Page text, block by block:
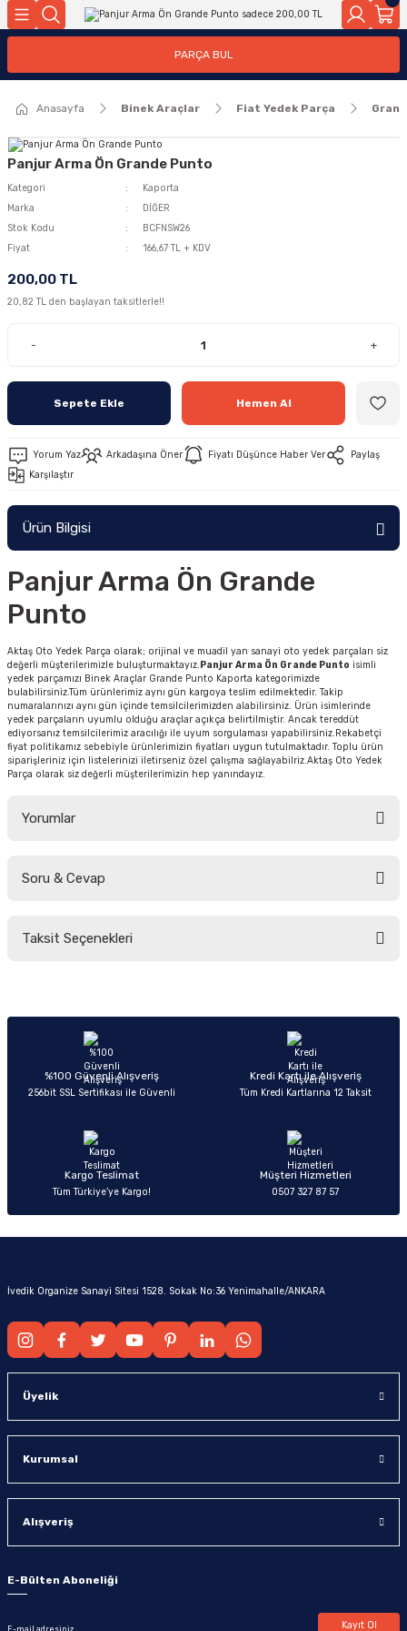
PARÇA BUL
Anasayfa Binek Araçlar Fiat Yedek Parça
Panjur Arma Ön Grande Punto
Kategori
Kaporta
Marka
DİĞER
Stok Kodu
BCFNSW26
Fiyat
166,67 TL + KDV
200,00 TL
20,82 TL den başlayan taksitlerle!!
- +
Sepete Ekle Hemen Al
Yorum Yaz Arkadaşına Öner Fiyatı Düşünce Haber Ver
Paylaş
Karşılaştır
Ürün Bilgisi
Panjur Arma Ön Grande
Punto
Aktaş Oto Yedek Parça olarak; orijinal ve muadil yan sanayi oto yedek parçaları siz
değerli müşterilerimizle buluşturmaktayız.Panjur Arma Ön Grande Punto isimli
yedek parçamızı Binek Araçlar Grande Punto Kaporta kategorimizde
bulabilirsiniz.Tüm ürünlerimiz aynı gün kargoya teslim edilmektedir. Takip
numaralarınızı aynı gün içinde temsilcilerimizden alabilirsiniz. Ürün isimlerinde
yedek parçaların uyumlu olduğu araçlar açıkça belirtilmiştir. Ancak tereddüt
ediyorsanız temsilcilerimiz aracılığı ile uyum sorgulaması yapabilirsiniz.Rekabetçi
fiyat politikamız sebebiyle ürünlerimizin fiyatları uygun tutulmaktadır. Toplu ürün
siparişleriniz için listelerinizi iletirseniz özel çalışma sağlayabilriz.Aktaş Oto Yedek
Parça olarak siz değerli müşterilerimizin hep yanındayız.
Yorumlar
Soru & Cevap
Taksit Seçenekleri
%100 Güvenli Alışveriş
256bit SSL Sertifikası ile Güvenli
Kredi Kartı ile Alışveriş
Tüm Kredi Kartlarına 12 Taksit
Kargo Teslimat
Tüm Türkiye’ye Kargo!
Müşteri Hizmetleri
0507 327 87 57
İvedik Organize Sanayi Sitesi 1528. Sokak No:36 Yenimahalle/ANKARA
Üyelik
Kurumsal
Alışveriş
E-Bülten Aboneliği
Kayıt Ol